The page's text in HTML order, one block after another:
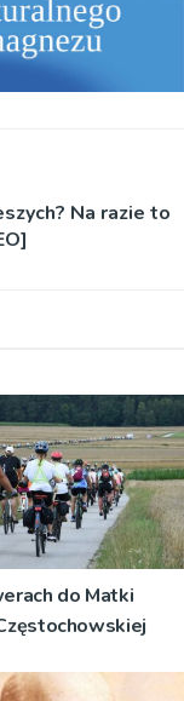
Na razie to
do Matki